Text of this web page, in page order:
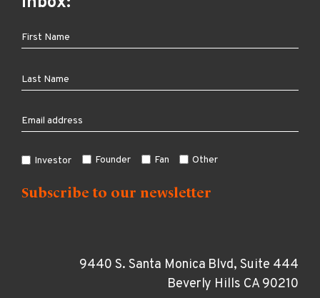
Investor Founder Fan Other
9440 S. Santa Monica Blvd, Suite 444
Beverly Hills CA 90210